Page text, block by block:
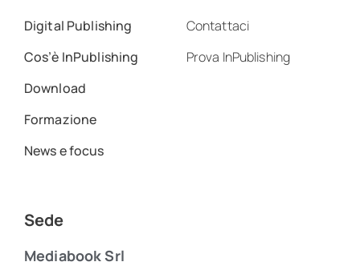
Digital Publishing
Cos’è InPublishing
Download
Formazione
News e focus
Contattaci
Prova InPublishing
Sede
Mediabook Srl